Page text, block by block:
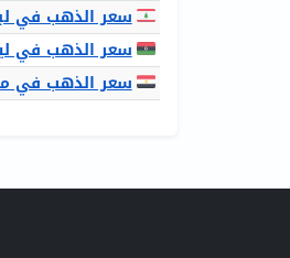
سعر الذهب في
سعر الذهب في
سعر الذهب في